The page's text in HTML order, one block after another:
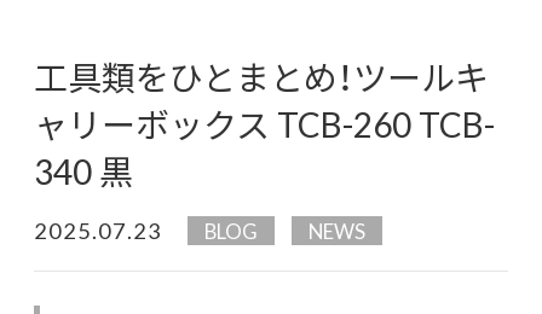
工具類をひとまとめ！ツールキ
ャリーボックス TCB-260 TCB-
340 黒
2025.07.23 BLOG NEWS